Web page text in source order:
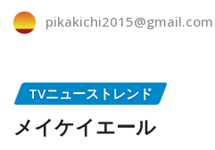
pikakichi2015@gmail.com
TVニューストレンド
メイケイエール